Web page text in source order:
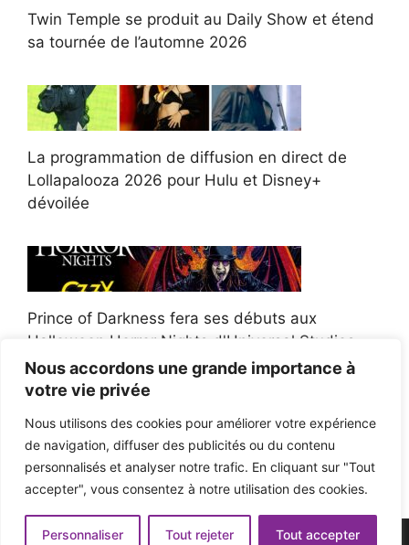
Nous accordons une grande importance à
votre vie privée
Nous utilisons des cookies pour améliorer votre expérience
de navigation, diffuser des publicités ou du contenu
personnalisés et analyser notre trafic. En cliquant sur "Tout
accepter", vous consentez à notre utilisation des cookies.
Personnaliser Tout rejeter Tout accepter
Twin Temple se produit au Daily Show et étend
sa tournée de l’automne 2026
La programmation de diffusion en direct de
Lollapalooza 2026 pour Hulu et Disney+
dévoilée
Prince of Darkness fera ses débuts aux
Halloween Horror Nights d'Universal Studios
Afroman poursuit un policier de l'Ohio après la
victoire du jury en diffamation